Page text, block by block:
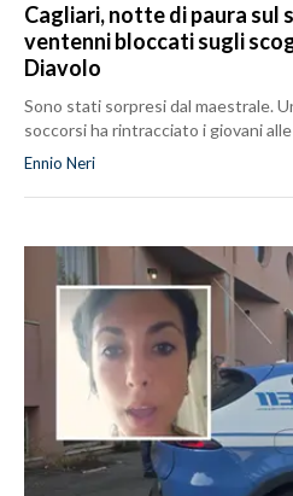
Cagliari, notte di paura sul
ventenni bloccati sugli
Diavolo
Sono stati sorpresi dal maestrale.
soccorsi ha rintracciato i giovani
Ennio Neri